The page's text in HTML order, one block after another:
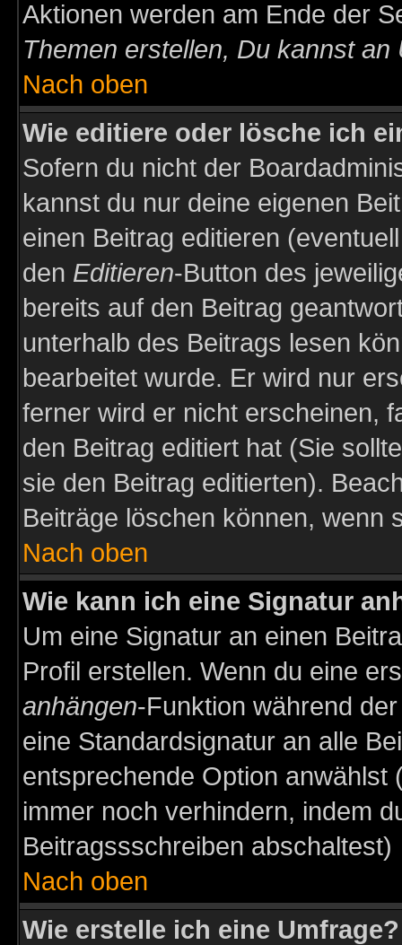
Aktionen werden am Ende der
Themen erstellen, Du kannst
Nach oben
Wie editiere oder lösche ich
Sofern du nicht der
kannst du nur deine eigenen
einen Beitrag editieren
den Editieren-Button des
bereits auf den Beitrag
unterhalb des Beitrags lesen
bearbeitet wurde. Er wird nur
ferner wird er nicht erscheinen,
den Beitrag editiert hat (Sie
sie den Beitrag editierten).
Beiträge löschen können, wenn
Nach oben
Wie kann ich eine Signatur
Um eine Signatur an einen
Profil erstellen. Wenn du eine
anhängen-Funktion während
eine Standardsignatur an alle
entsprechende Option anwählst
immer noch verhindern, indem
Beitragssschreiben abschaltest)
Nach oben
Wie erstelle ich eine Umfrage?